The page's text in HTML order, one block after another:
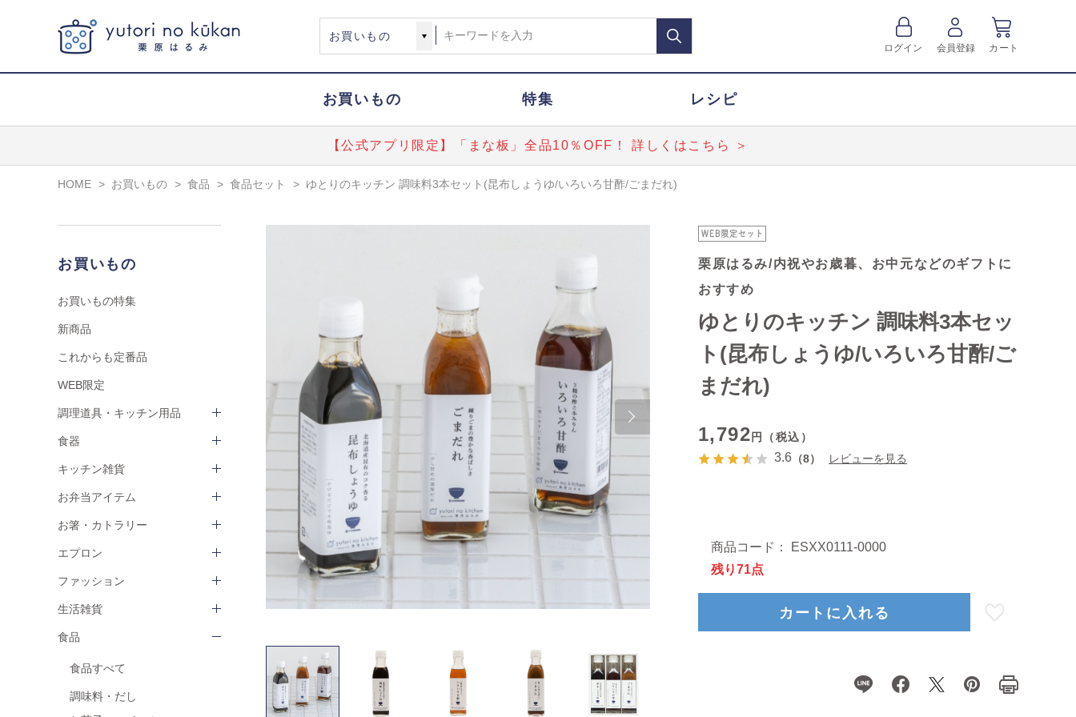
ログイン 会員登録 カート
お買いもの 特集 レシピ
【公式アプリ限定】「まな板」全品10％OFF！ 詳しくはこちら ＞
HOME > お買いもの > 食品 > 食品セット > ゆとりのキッチン 調味料3本セット(昆布しょうゆ/いろいろ甘酢/ごまだれ)
お買いもの
お買いもの特集
新商品
これからも定番品
WEB限定
調理道具・キッチン用品
食器
キッチン雑貨
お弁当アイテム
お箸・カトラリー
エプロン
ファッション
生活雑貨
食品
食品すべて
調味料・だし
栗原はるみ/内祝やお歳暮、お中元などのギフトに
おすすめ
ゆとりのキッチン 調味料3本セッ
ト(昆布しょうゆ/いろいろ甘酢/ご
まだれ)
1,792円（税込）
3.6 （8） レビューを見る
商品コード：
ESXX0111-0000
残り71点
カートに入れる